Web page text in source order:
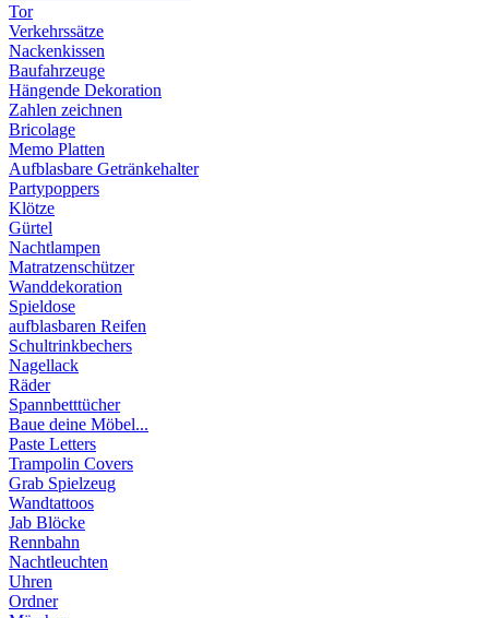
Tor
Verkehrssätze
Nackenkissen
Baufahrzeuge
Hängende Dekoration
Zahlen zeichnen
Bricolage
Memo Platten
Aufblasbare Getränkehalter
Partypoppers
Klötze
Gürtel
Nachtlampen
Matratzenschützer
Wanddekoration
Spieldose
aufblasbaren Reifen
Schultrinkbechers
Nagellack
Räder
Spannbetttücher
Baue deine Möbel...
Paste Letters
Trampolin Covers
Grab Spielzeug
Wandtattoos
Jab Blöcke
Rennbahn
Nachtleuchten
Uhren
Ordner